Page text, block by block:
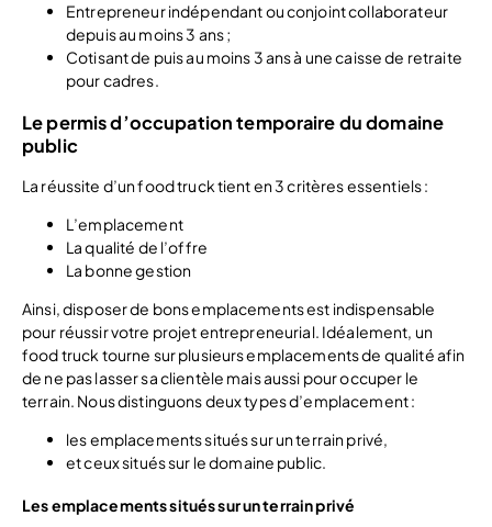
Entrepreneur indépendant ou conjoint collaborateur
depuis au moins 3 ans ;
Cotisant de puis au moins 3 ans à une caisse de retraite
pour cadres.
Le permis d’occupation temporaire du domaine
public
La réussite d’un food truck tient en 3 critères essentiels :
L’emplacement
La qualité de l’offre
La bonne gestion
Ainsi, disposer de bons emplacements est indispensable
pour réussir votre projet entrepreneurial. Idéalement, un
food truck tourne sur plusieurs emplacements de qualité afin
de ne pas lasser sa clientèle mais aussi pour occuper le
terrain. Nous distinguons deux types d’emplacement :
les emplacements situés sur un terrain privé,
et ceux situés sur le domaine public.
Les emplacements situés sur un terrain privé